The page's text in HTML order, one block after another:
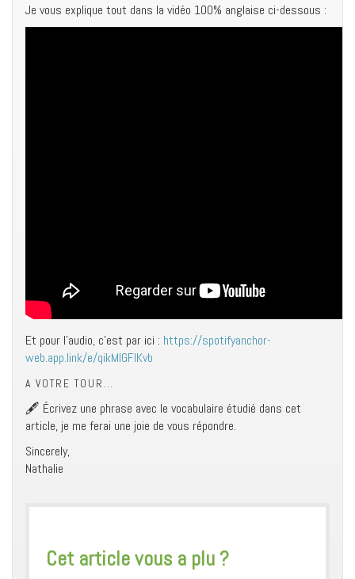
Je vous explique tout dans la vidéo 100% anglaise ci-dessous :
Et pour l’audio, c’est par ici : https://spotifyanchor-
web.app.link/e/qikMlGFIKvb
A VOTRE TOUR…
🖋 Écrivez une phrase avec le vocabulaire étudié dans cet
article, je me ferai une joie de vous répondre.
Sincerely,
Nathalie
​Cet article vous a plu ?